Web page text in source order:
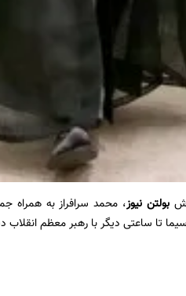
بولتن نیوز، محمد سرافراز به همراه
تا ساعتی دیگر با رهبر معظم انقلاب